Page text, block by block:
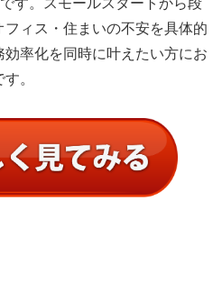
す。スモールスタートから段
ィス・住まいの不安を具体的
率化を同時に叶えたい方にお
。